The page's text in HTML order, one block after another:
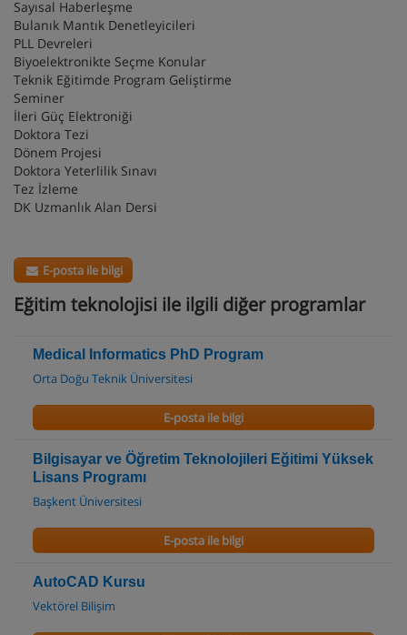
Sayısal Haberleşme
Bulanık Mantık Denetleyicileri
PLL Devreleri
Biyoelektronikte Seçme Konular
Teknik Eğitimde Program Geliştirme
Seminer
İleri Güç Elektroniği
Doktora Tezi
Dönem Projesi
Doktora Yeterlilik Sınavı
Tez İzleme
DK Uzmanlık Alan Dersi
E-posta ile bilgi
Eğitim teknolojisi ile ilgili diğer programlar
Medical Informatics PhD Program
Orta Doğu Teknik Üniversitesi
E-posta ile bilgi
Bilgisayar ve Öğretim Teknolojileri Eğitimi Yüksek
Lisans Programı
Başkent Üniversitesi
E-posta ile bilgi
AutoCAD Kursu
Vektörel Bilişim